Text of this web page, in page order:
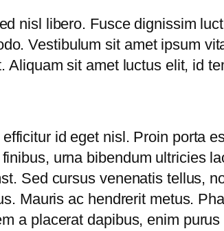
nisl libero. Fusce dignissim
Vestibulum sit amet ipsum
sit amet luctus elit, id
id eget nisl. Proin porta
urna bibendum ultricies
Sed cursus venenatis tellus,
Mauris ac hendrerit metus.
a placerat dapibus, enim